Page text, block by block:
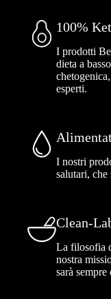
100%
I prodotti
dieta a
esperti.
I nostri
salutari,
Clean-
La filosofia
nostra
sarà sempre